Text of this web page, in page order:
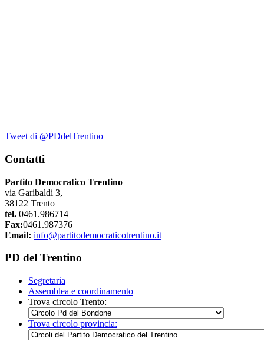
Tweet di @PDdelTrentino
Contatti
Partito Democratico Trentino
via Garibaldi 3,
38122 Trento
tel. 0461.986714
Fax:0461.987376
Email: info@partitodemocraticotrentino.it
PD del Trentino
Segretaria
Assemblea e coordinamento
Trova circolo Trento:
Trova circolo provincia: